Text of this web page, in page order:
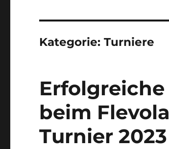
Kategorie:Turniere
beim
Turnier